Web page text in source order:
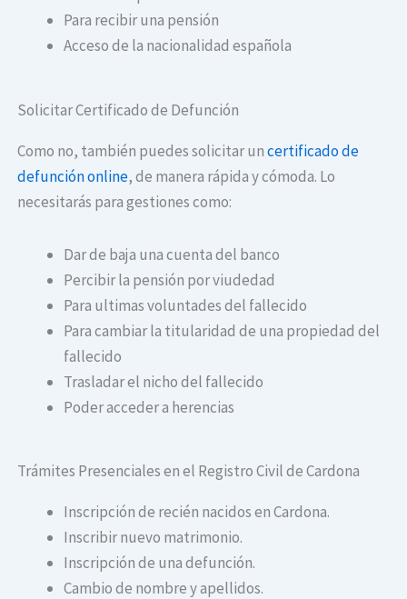
Para recibir una pensión
Acceso de la nacionalidad española
Solicitar Certificado de Defunción
Como no, también puedes solicitar uncertificado de
defunción online, de manera rápida y cómoda. Lo
necesitarás para gestiones como:
Dar de baja una cuenta del banco
Percibir la pensión por viudedad
Para ultimas voluntades del fallecido
Para cambiar la titularidad de una propiedad del
fallecido
Trasladar el nicho del fallecido
Poder acceder a herencias
Trámites Presenciales en el Registro Civil de Cardona
Inscripción de recién nacidos en Cardona.
Inscribir nuevo matrimonio.
Inscripción de una defunción.
Cambio de nombre y apellidos.